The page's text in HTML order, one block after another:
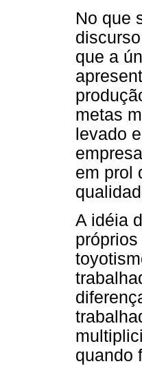
No que
que a
metas
levado
em prol
A idéia
quando